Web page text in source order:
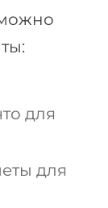
для
для